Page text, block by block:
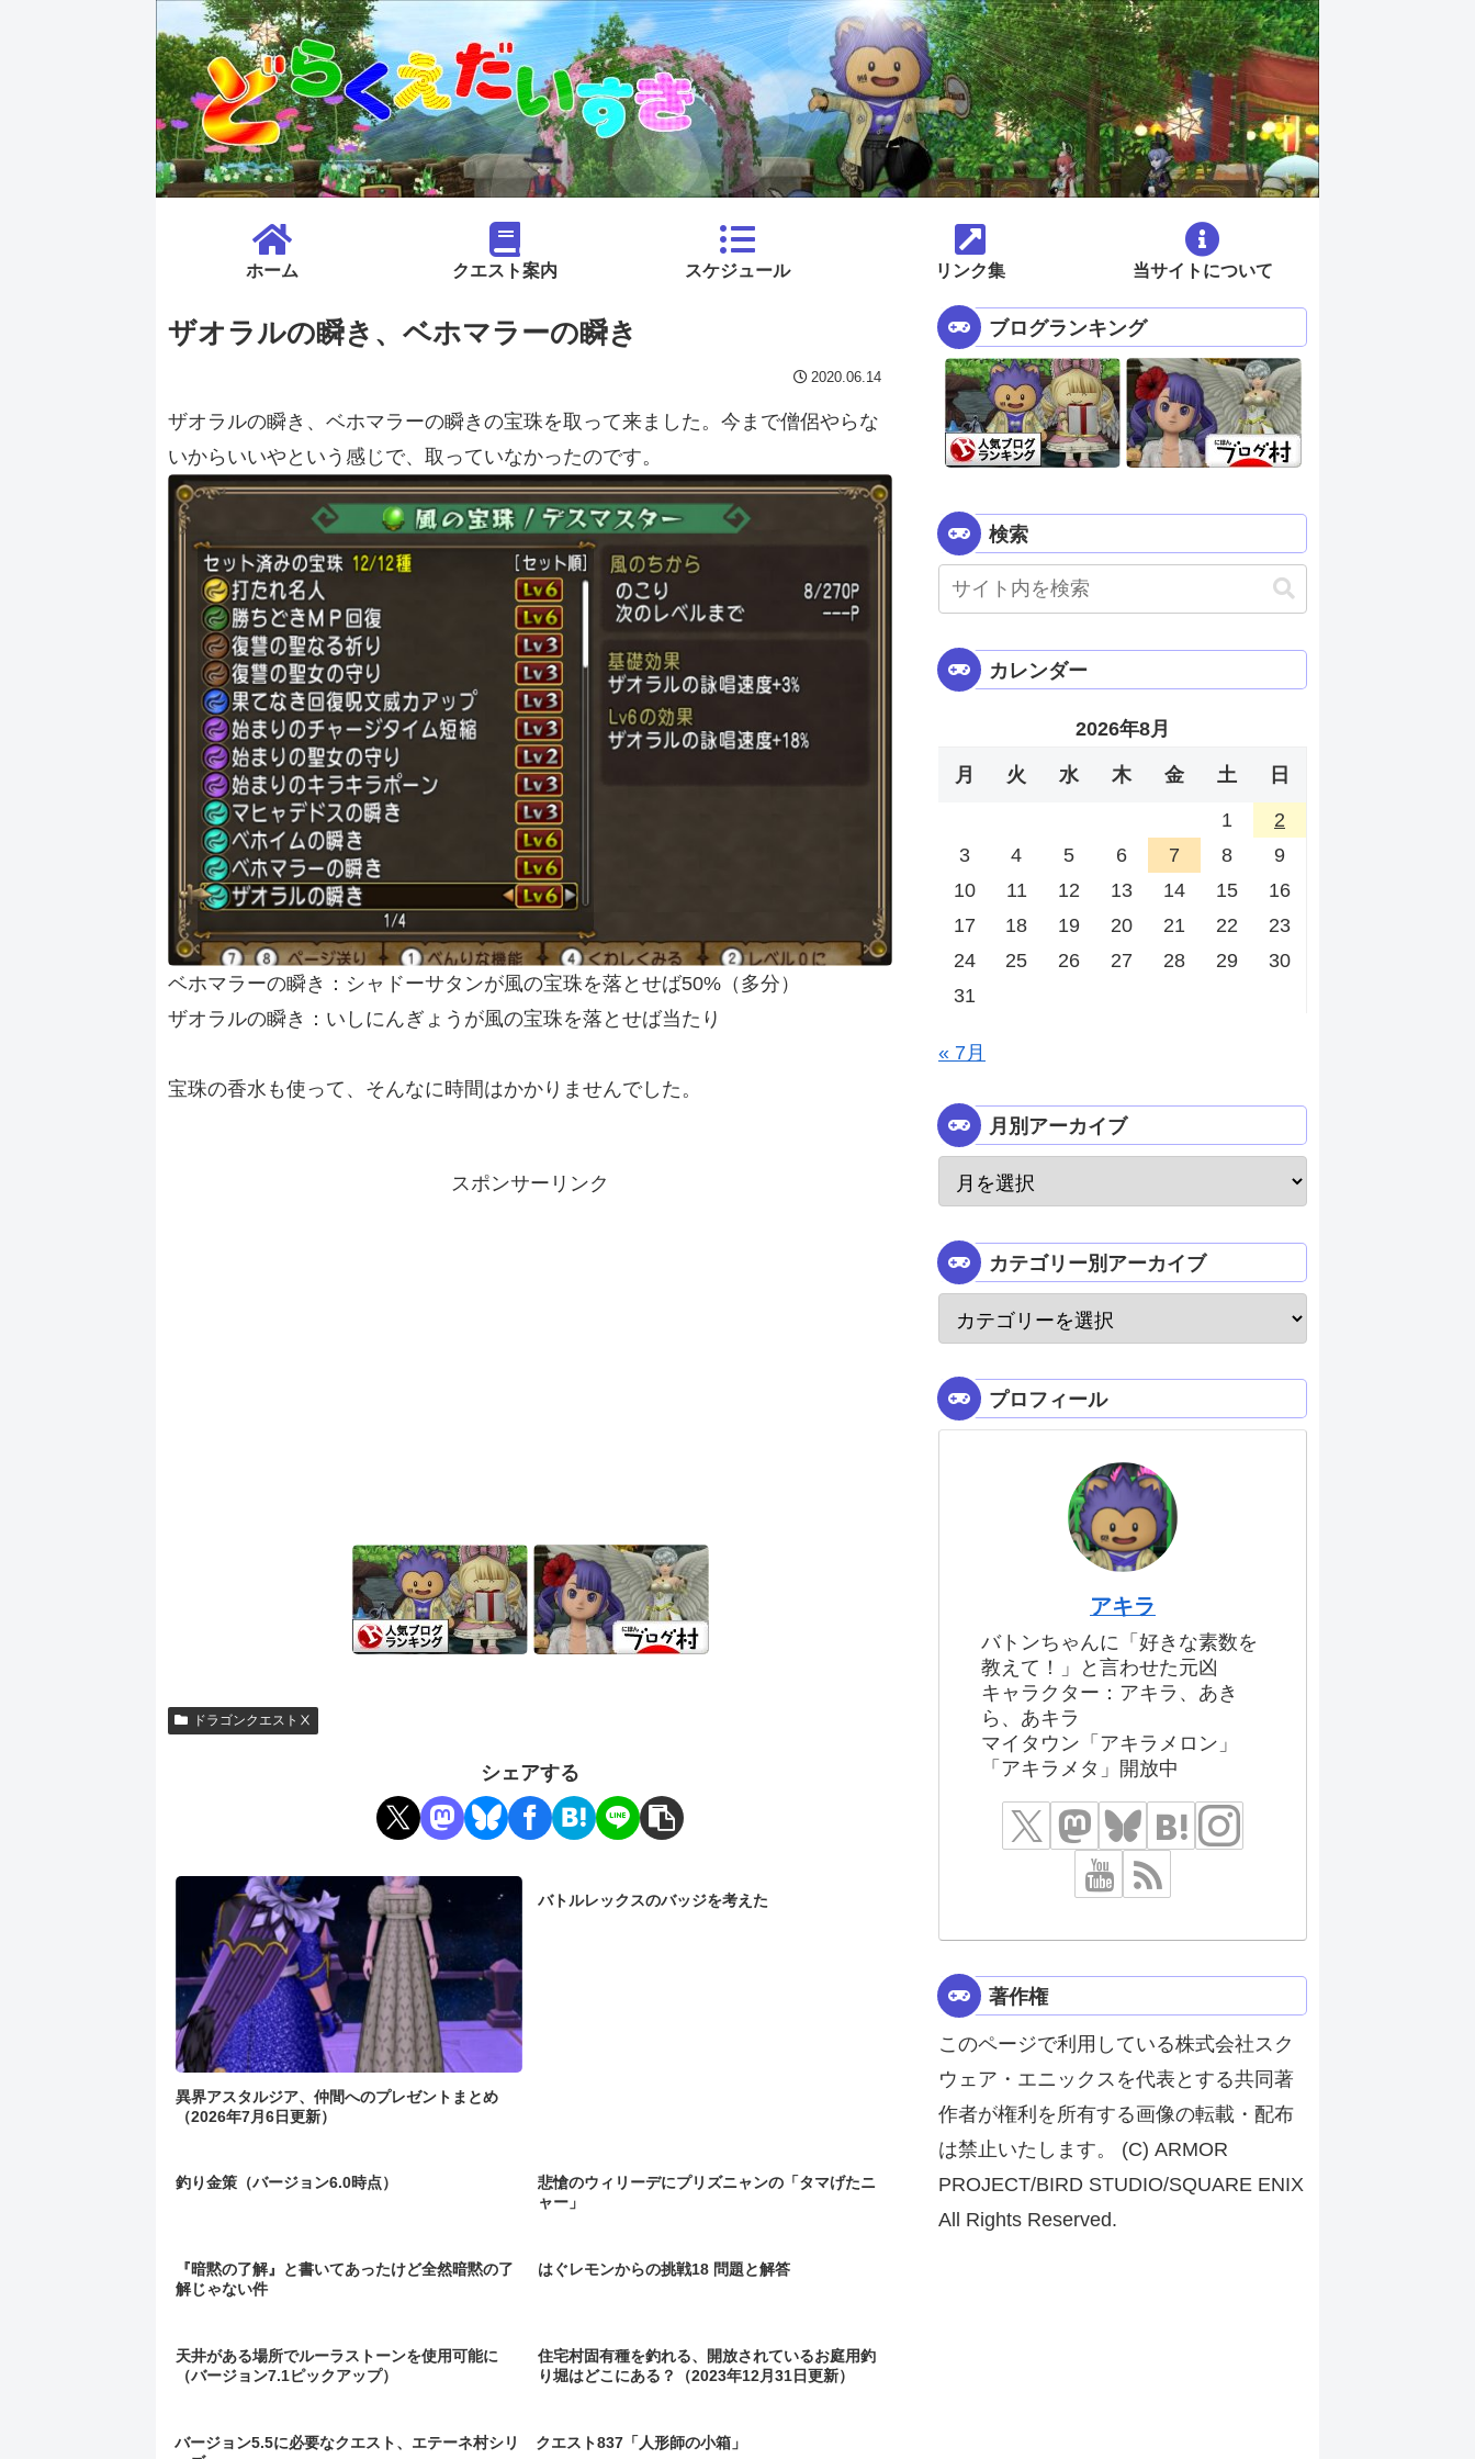
ホーム クエスト案内 スケジュール リンク集 当サイトについて
ザオラルの瞬き、ベホマラーの瞬き
2020.06.14
ザオラルの瞬き、ベホマラーの瞬きの宝珠を取って来ました。今まで僧侶やらな
いからいいやという感じで、取っていなかったのです。
ベホマラーの瞬き：シャドーサタンが風の宝珠を落とせば50%（多分）
ザオラルの瞬き：いしにんぎょうが風の宝珠を落とせば当たり
宝珠の香水も使って、そんなに時間はかかりませんでした。
スポンサーリンク
ドラゴンクエストⅩ
シェアする
異界アスタルジア、仲間へのプレゼントまとめ
（2026年7月6日更新）
バトルレックスのバッジを考えた
釣り金策（バージョン6.0時点）
悲愴のウィリーデにプリズニャンの「タマげたニ
ャー」
『暗黙の了解』と書いてあったけど全然暗黙の了
解じゃない件
はぐレモンからの挑戦18 問題と解答
天井がある場所でルーラストーンを使用可能に
（バージョン7.1ピックアップ）
住宅村固有種を釣れる、開放されているお庭用釣
り堀はどこにある？（2023年12月31日更新）
バージョン5.5に必要なクエスト、エテーネ村シリ
クエスト837「人形師の小箱」
ブログランキング
検索
カレンダー
2026年8月
月 火 水 木 金 土 日
1
2
3
4 5 6 7 8
9
10
11 12 13 14 15
16
17
18 19 20 21 22
23
24
25 26 27 28 29
30
31
« 7月
月別アーカイブ
カテゴリー別アーカイブ
プロフィール
アキラ
バトンちゃんに「好きな素数を
教えて！」と言わせた元凶
キャラクター：アキラ、あき
ら、あキラ
マイタウン「アキラメロン」
「アキラメタ」開放中
著作権
このページで利用している株式会社スク
ウェア・エニックスを代表とする共同著
作者が権利を所有する画像の転載・配布
は禁止いたします。 (C) ARMOR
PROJECT/BIRD STUDIO/SQUARE ENIX
All Rights Reserved.